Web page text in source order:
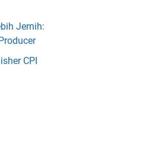
Jernih:
CPI